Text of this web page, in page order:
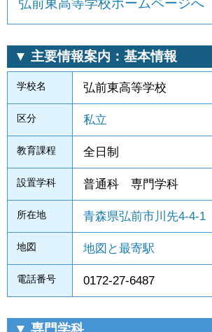
弘前東高等学校ホームページへ
▼ 主要情報案内：基本情報
学校名 弘前東高等学校
区分 私立
教育課程 全日制
設置学科 普通科 専門学科
所在地 青森県弘前市川先4-4-1
地図 地図と最寄駅
電話番号 0172-27-6487
▼ 専門学科